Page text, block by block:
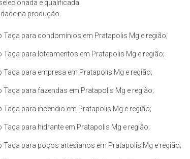
e qualificada.
na produção.
Taça para condomínios em Pratapolis Mg e região;
Taça para loteamentos em Pratapolis Mg e região;
para empresa em Pratapolis Mg e região;
para fazendas em Pratapolis Mg e região;
para incêndio em Pratapolis Mg e região;
para hidrante em Pratapolis Mg e região;
Taça para poços artesianos em Pratapolis Mg e região;